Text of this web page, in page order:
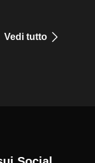
Vedi tutto